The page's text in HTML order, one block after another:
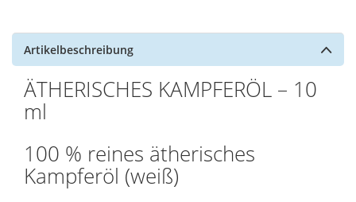
Artikelbeschreibung
ÄTHERISCHES KAMPFERÖL – 10
ml
100 % reines ätherisches
Kampferöl (weiß)